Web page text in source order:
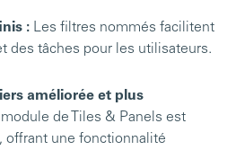
: Les filtres nommés facilitent
des tâches pour les utilisateurs.
améliorée et plus
module de Tiles & Panels est
offrant une fonctionnalité